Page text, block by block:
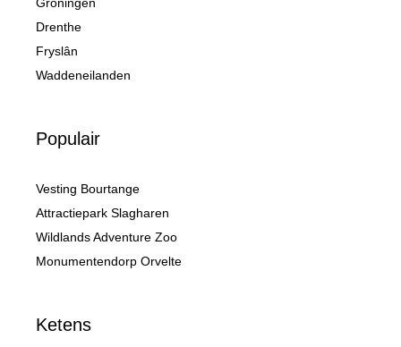
Drenthe
Fryslân
Waddeneilanden
Populair
Vesting Bourtange
Attractiepark Slagharen
Wildlands Adventure Zoo
Monumentendorp Orvelte
Ketens